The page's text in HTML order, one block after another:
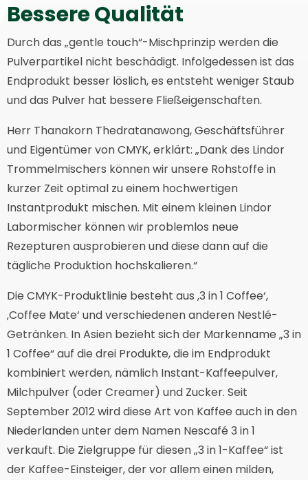
Bessere Qualität
Durch das „gentle touch“-Mischprinzip werden die
Pulverpartikel nicht beschädigt. Infolgedessen ist das
Endprodukt besser löslich, es entsteht weniger Staub
und das Pulver hat bessere Fließeigenschaften.
Herr Thanakorn Thedratanawong, Geschäftsführer
und Eigentümer von CMYK, erklärt: „Dank des Lindor
Trommelmischers können wir unsere Rohstoffe in
kurzer Zeit optimal zu einem hochwertigen
Instantprodukt mischen. Mit einem kleinen Lindor
Labormischer können wir problemlos neue
Rezepturen ausprobieren und diese dann auf die
tägliche Produktion hochskalieren.“
Die CMYK-Produktlinie besteht aus ‚3 in 1 Coffee‘,
‚Coffee Mate‘ und verschiedenen anderen Nestlé-
Getränken. In Asien bezieht sich der Markenname „3 in
1 Coffee“ auf die drei Produkte, die im Endprodukt
kombiniert werden, nämlich Instant-Kaffeepulver,
Milchpulver (oder Creamer) und Zucker. Seit
September 2012 wird diese Art von Kaffee auch in den
Niederlanden unter dem Namen Nescafé 3 in 1
verkauft. Die Zielgruppe für diesen „3 in 1-Kaffee“ ist
der Kaffee-Einsteiger, der vor allem einen milden,